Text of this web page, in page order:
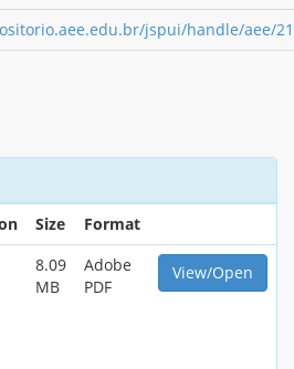
jspui/handle/aee/
Size
Format
8.09
MB
Adobe
PDF
View/Open